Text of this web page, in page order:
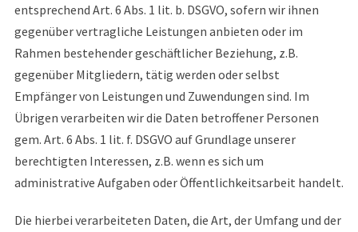
entsprechend Art. 6 Abs. 1 lit. b. DSGVO, sofern wir ihnen
gegenüber vertragliche Leistungen anbieten oder im
Rahmen bestehender geschäftlicher Beziehung, z.B.
gegenüber Mitgliedern, tätig werden oder selbst
Empfänger von Leistungen und Zuwendungen sind. Im
Übrigen verarbeiten wir die Daten betroffener Personen
gem. Art. 6 Abs. 1 lit. f. DSGVO auf Grundlage unserer
berechtigten Interessen, z.B. wenn es sich um
administrative Aufgaben oder Öffentlichkeitsarbeit handelt.
Die hierbei verarbeiteten Daten, die Art, der Umfang und der